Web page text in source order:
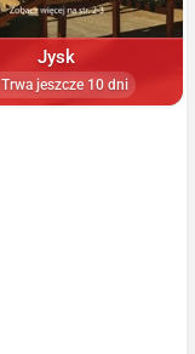
Jysk
Trwa jeszcze 10 dni